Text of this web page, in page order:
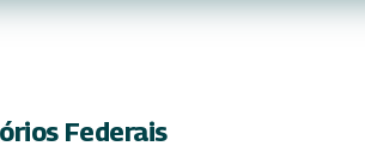
Federais